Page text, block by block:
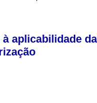
aplicabilidade da